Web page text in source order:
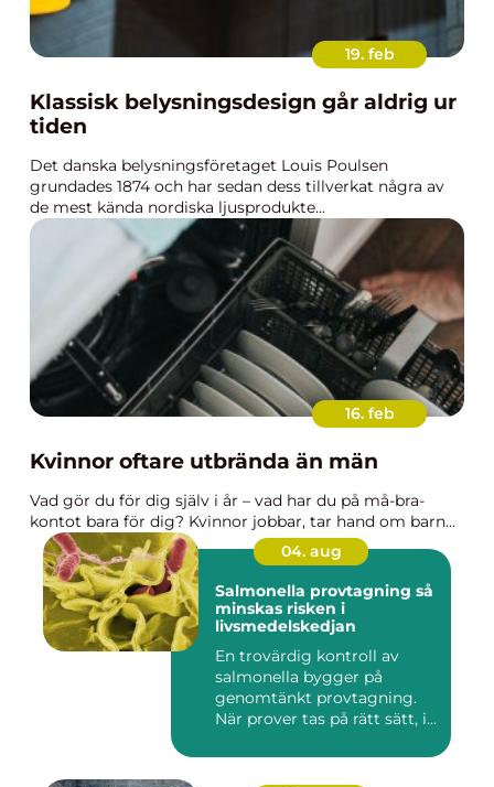
19. feb
Klassisk belysningsdesign går aldrig ur
tiden
Det danska belysningsföretaget Louis Poulsen
grundades 1874 och har sedan dess tillverkat några av
de mest kända nordiska ljusprodukte...
16. feb
Kvinnor oftare utbrända än män
Vad gör du för dig själv i år – vad har du på må-bra-
kontot bara för dig? Kvinnor jobbar, tar hand om barn...
04. aug
Salmonella provtagning så
minskas risken i
livsmedelskedjan
En trovärdig kontroll av
salmonella bygger på
genomtänkt provtagning.
När prover tas på rätt sätt, i...